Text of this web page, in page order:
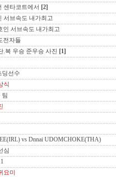
센타코트에서 [2]
서브속도 내가최고
인 서브속도 내가최고
전자들
.복 우승 준우승 사진 [1]
딩선수
식
팀
vs Dnnai UDOMCHOKE(THA)
심
요미